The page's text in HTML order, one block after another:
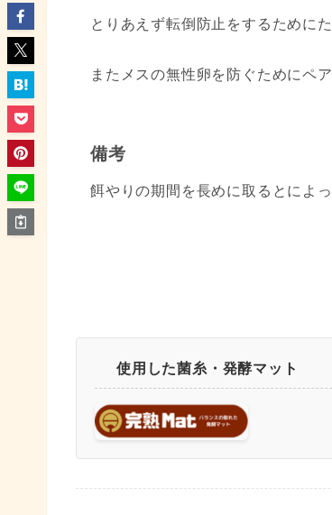
とりあえず転倒防止をするために
またメスの無性卵を防ぐためにペ
備考
餌やりの期間を長めに取るとによ
使用した菌糸・発酵マット